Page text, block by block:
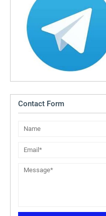
Contact Form